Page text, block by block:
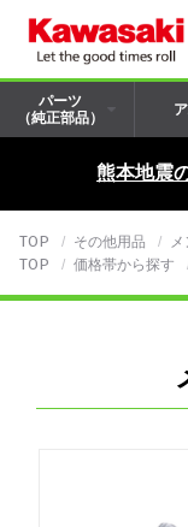
パーツ
（純正部品）
熊本地震
TOP その他用品
TOP 価格帯から探す